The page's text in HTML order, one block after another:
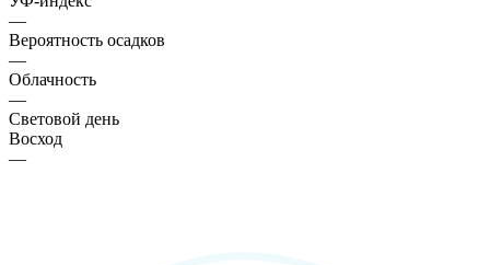
—
Вероятность осадков
—
Облачность
—
Световой день
Восход
—